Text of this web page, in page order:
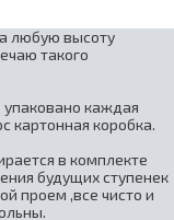
любую высоту
такого
упаковано каждая
картонная коробка.
в комплекте
будущих ступенек
проем ,все чисто и